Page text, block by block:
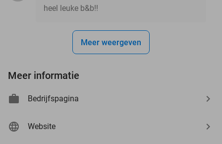
heel leuke b&b!!
Meer weergeven
Meer informatie
Bedrijfspagina
Website